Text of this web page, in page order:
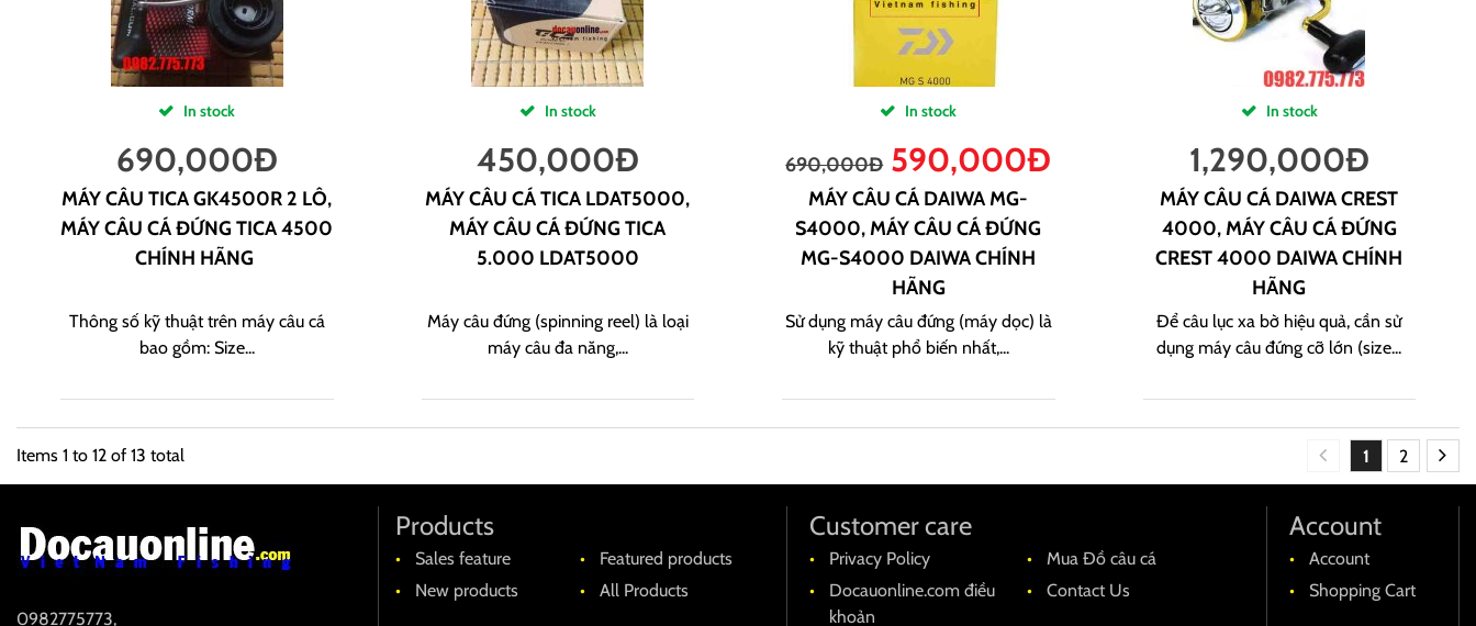
In stock
690,000Đ
MÁY CÂU TICA GK4500R 2 LÔ,
MÁY CÂU CÁ ĐỨNG TICA 4500
CHÍNH HÃNG
Thông số kỹ thuật trên máy câu cá
bao gồm: Size...
In stock
450,000Đ
MÁY CÂU CÁ TICA LDAT5000,
MÁY CÂU CÁ ĐỨNG TICA
5.000 LDAT5000
Máy câu đứng (spinning reel) là loại
máy câu đa năng,...
In stock
690,000Đ 590,000Đ
MÁY CÂU CÁ DAIWA MG-
S4000, MÁY CÂU CÁ ĐỨNG
MG-S4000 DAIWA CHÍNH
HÃNG
Sử dụng máy câu đứng (máy dọc) là
kỹ thuật phổ biến nhất,...
In stock
1,290,000Đ
MÁY CÂU CÁ DAIWA CREST
4000, MÁY CÂU CÁ ĐỨNG
CREST 4000 DAIWA CHÍNH
HÃNG
Để câu lục xa bờ hiệu quả, cần sử
dụng máy câu đứng cỡ lớn (size...
Items 1 to 12 of 13 total 1 2
0982775773,
Products
Sales feature
Featured products
New products
All Products
Customer care
Privacy Policy
Mua Đồ câu cá
Docauonline.com điều
khoản
Contact Us
Account
Account
Shopping Cart